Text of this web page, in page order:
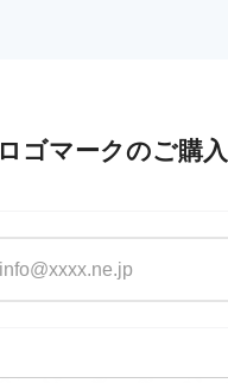
ロゴマークのご購入